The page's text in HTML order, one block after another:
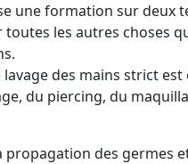
une formation sur deux
les autres choses
lavage des mains strict
du piercing, du
des germes